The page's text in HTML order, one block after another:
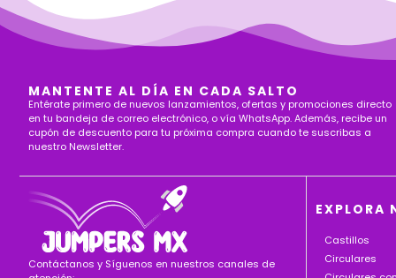
MANTENTE AL DÍA EN CADA SALTO
Entérate primero de nuevos lanzamientos, ofertas y promociones directo
en tu bandeja de correo electrónico, o vía WhatsApp. Además, recibe un
cupón de descuento para tu próxima compra cuando te suscribas a
nuestro Newsletter.
Contáctanos y Síguenos en nuestros canales de
EXPLORA
Castillos
Circulares